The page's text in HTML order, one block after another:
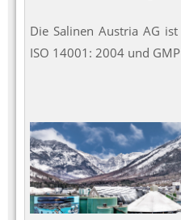
Die Salinen Austria AG
ISO 14001: 2004 und